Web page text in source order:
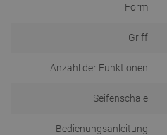
Form
Griff
Anzahl der Funktionen
Seifenschale
Bedienungsanleitung